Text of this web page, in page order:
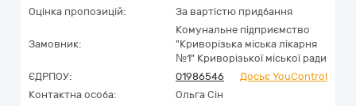
Оцінка пропозицій:
За вартістю придбання
Замовник:
Комунальне підприємство
"Криворізька міська лікарня
№1" Криворізької міської ради
ЄДРПОУ:
01986546
Досьє YouControl
Контактна особа:
Ольга Сін